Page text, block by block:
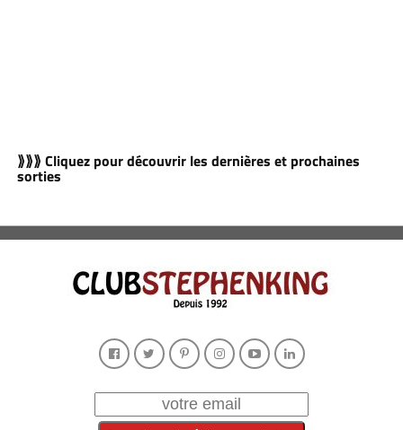
⟫⟫⟫ Cliquez pour découvrir les dernières et prochaines
sorties